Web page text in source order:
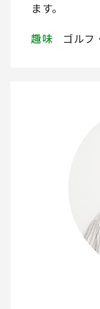
ます。
趣味 ゴルフ